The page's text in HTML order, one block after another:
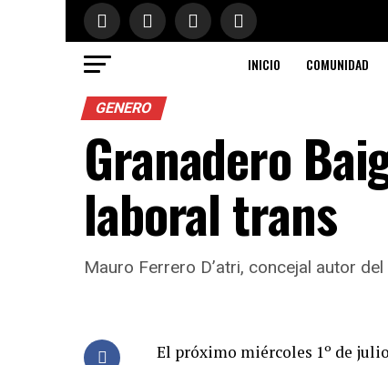
INICIO COMUNIDAD
GENERO
Granadero
laboral trans
Mauro Ferrero D’atri, concejal autor
El próximo miércoles 1º de